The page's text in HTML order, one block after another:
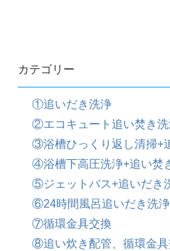
カテゴリー
①追いだき洗浄
②エコキュート追い焚き
③浴槽ひっくり返し清掃+
④浴槽下高圧洗浄+追い焚
⑤ジェットバス+追いだき
⑥24時間風呂追いだき洗浄
⑦循環金具交換
⑧追い炊き配管、循環金